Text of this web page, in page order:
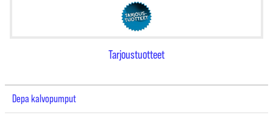
Tarjoustuotteet
Depa kalvopumput